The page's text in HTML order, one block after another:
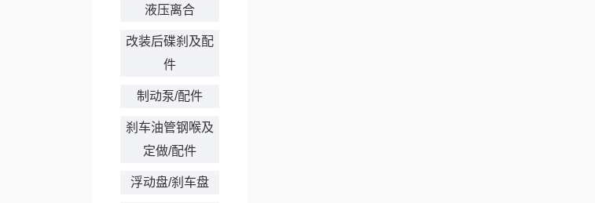
液压离合
改装后碟刹及配
件
制动泵/配件
刹车油管钢喉及
定做/配件
浮动盘/刹车盘